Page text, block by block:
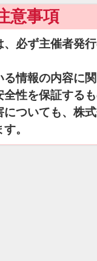
意事項
必ず主催者発
情報の内容に
性を保証する
ついても、株
。